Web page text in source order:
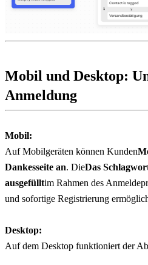
Mobil und Desktop:
Anmeldung
Mobil:
Auf Mobilgeräten können Kunden
Dankesseite an. DieDas
ausgefülltim Rahmen des
und sofortige Registrierung
Desktop:
Auf dem Desktop funktioniert der